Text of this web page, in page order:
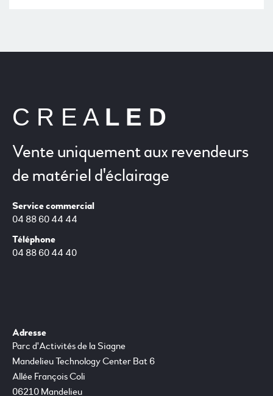
C R E A L E D
Vente uniquement aux revendeurs
de matériel d'éclairage
Service commercial
04 88 60 44 44
Téléphone
04 88 60 44 40
Adresse
Parc d'Activités de la Siagne
Mandelieu Technology Center Bat 6
Allée François Coli
06210 Mandelieu